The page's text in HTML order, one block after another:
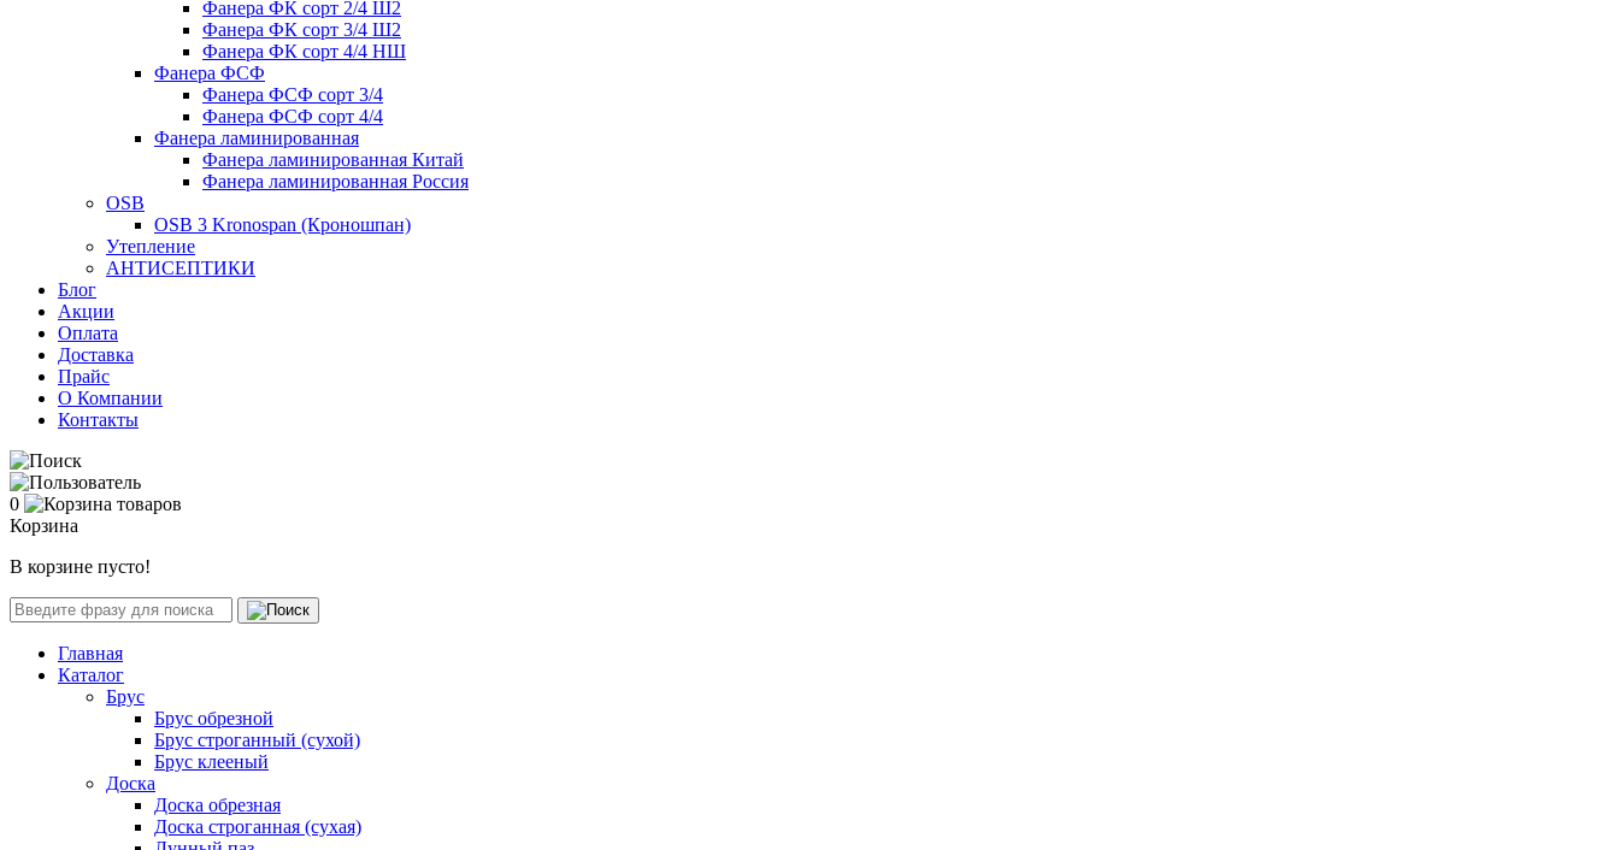
Фанера ФК сорт 2/4 Ш2
Фанера ФК сорт 3/4 Ш2
Фанера ФК сорт 4/4 НШ
Фанера ФСФ
Фанера ФСФ сорт 3/4
Фанера ФСФ сорт 4/4
Фанера ламинированная
Фанера ламинированная Китай
Фанера ламинированная Россия
OSB
OSB 3 Kronospan (Кроношпан)
Утепление
АНТИСЕПТИКИ
Блог
Акции
Оплата
Доставка
Прайс
О Компании
Контакты
0
Корзина
В корзине пусто!
Главная
Каталог
Брус
Брус обрезной
Брус строганный (сухой)
Брус клееный
Доска
Доска обрезная
Доска строганная (сухая)